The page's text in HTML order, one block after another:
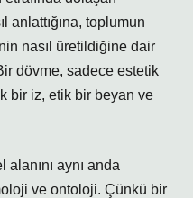
anlattığına, toplumun
nasıl üretildiğine dair
dövme, sadece estetik
bir iz, etik bir beyan ve
aynı anda
ve ontoloji. Çünkü bir